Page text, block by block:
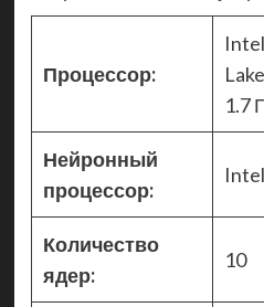
Процессор:
1.7
Нейронный
процессор:
Количество
ядер:
10